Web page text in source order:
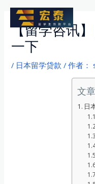
【留学咨讯
一下
/ 日本留学贷款 / 作者：
文
日